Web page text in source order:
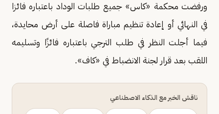
ورفضت محكمة «كاس» جميع طلبات الوداد باعتباره فائزا
في النهائي أو إعادة تنظيم مباراة فاصلة على أرض محايدة،
فيما أجلت النظر في طلب الترجي باعتباره فائزًا وتسليمه
اللقب بعد قرار لجنة الانضباط في «كاف».
ناقش الخبر مع الذكاء الاصطناعي